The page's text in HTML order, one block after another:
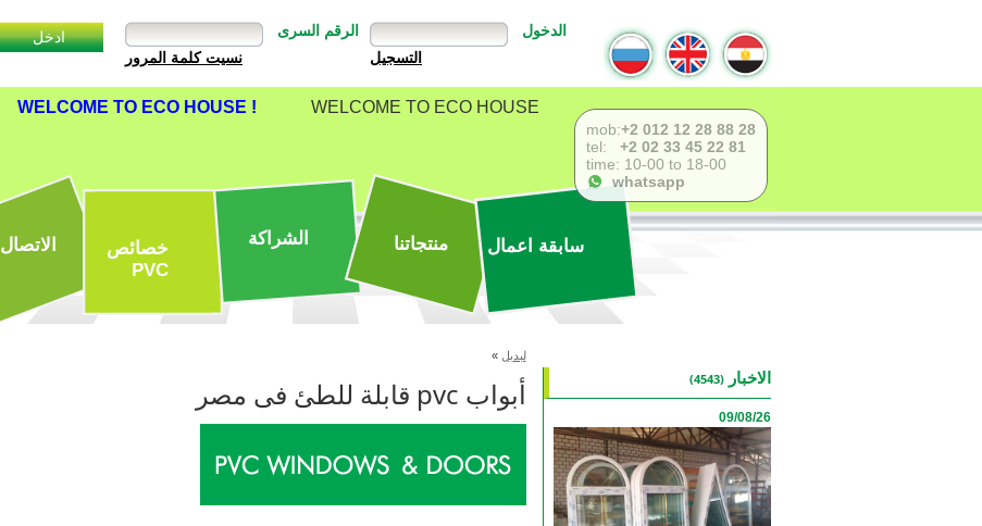
mob:+2 012 12 28 88 28
tel:
+2 02 33 45 22 81
time: 10-00 to 18-00
whatsapp
الدخول
الرقم السرى
نسيت كلمة المرور
WELCOME TO ECO HOUSE ! WELCOME TO ECO HOUSE !
سابقة اعمال منتجاتنا الشراكة
خصائص
PVC
الاتصال
لبديل »
أبواب pvc قابلة للطئ فى مصر ‫الاخبار (4543)
09/08/26